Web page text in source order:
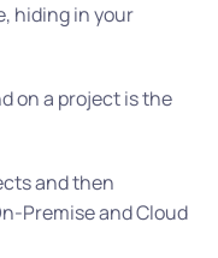
hiding in your
on a project is the
and then
Premise and Cloud